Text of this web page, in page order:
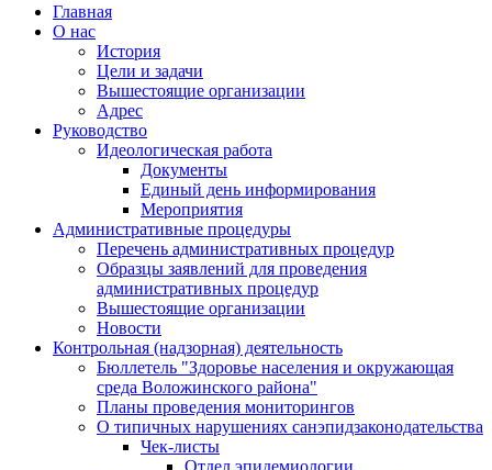
Главная
О нас
История
Цели и задачи
Вышестоящие организации
Адрес
Руководство
Идеологическая работа
Документы
Единый день информирования
Мероприятия
Административные процедуры
Перечень административных процедур
Образцы заявлений для проведения
административных процедур
Вышестоящие организации
Новости
Контрольная (надзорная) деятельность
Бюллетель "Здоровье населения и окружающая
среда Воложинского района"
Планы проведения мониторингов
О типичных нарушениях санэпидзаконодательства
Чек-листы
Отдел эпидемиологии